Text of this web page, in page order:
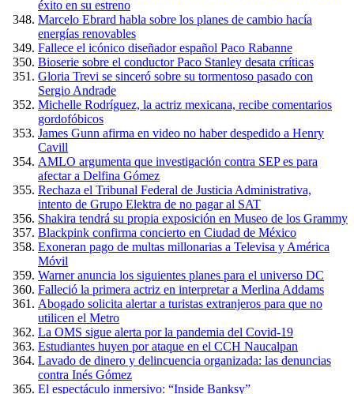
éxito en su estreno
Marcelo Ebrard habla sobre los planes de cambio hacía
energías renovables
Fallece el icónico diseñador español Paco Rabanne
Bioserie sobre el conductor Paco Stanley desata críticas
Gloria Trevi se sinceró sobre su tormentoso pasado con
Sergio Andrade
Michelle Rodríguez, la actriz mexicana, recibe comentarios
gordofóbicos
James Gunn afirma en video no haber despedido a Henry
Cavill
AMLO argumenta que investigación contra SEP es para
afectar a Delfina Gómez
Rechaza el Tribunal Federal de Justicia Administrativa,
intento de Grupo Elektra de no pagar al SAT
Shakira tendrá su propia exposición en Museo de los Grammy
Blackpink confirma concierto en Ciudad de México
Exoneran pago de multas millonarias a Televisa y América
Móvil
Warner anuncia los siguientes planes para el universo DC
Falleció la primera actriz en interpretar a Merlina Addams
Abogado solicita alertar a turistas extranjeros para que no
utilicen el Metro
La OMS sigue alerta por la pandemia del Covid-19
Estudiantes huyen por ataque en el CCH Naucalpan
Lavado de dinero y delincuencia organizada: las denuncias
contra Inés Gómez
El espectáculo inmersivo: “Inside Banksy”